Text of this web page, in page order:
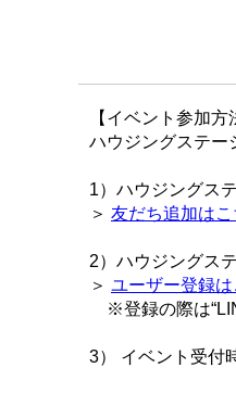
【イベント参加方
ハウジングステー
1）ハウジングス
＞ 友だち追加はこ
2）ハウジングス
＞ ユーザー登録は
※登録の際は
3） イベント受付